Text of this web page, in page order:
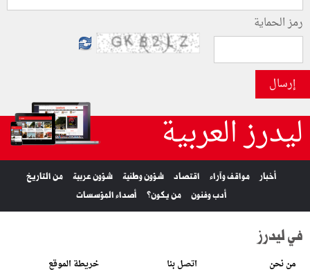
رمز الحماية
إرسال
ليدرز العربية
أخبار مواقف وآراء اقتصاد شؤون وطنية شؤون عربية
من التاريخ
أدب وفنون
من يكون؟ أصداء المؤسسات
في ليدرز
من نحن اتصل بنا خريطة الموقع